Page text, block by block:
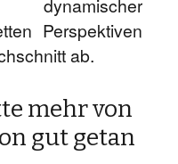
Perspektiven
ab.
mehr von
gut getan